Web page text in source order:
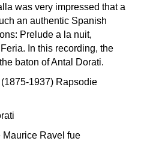
was very impressed that a
an authentic Spanish
Prelude a la nuit,
In this recording, the
baton of Antal Dorati.
1937) Rapsodie
Maurice Ravel fue